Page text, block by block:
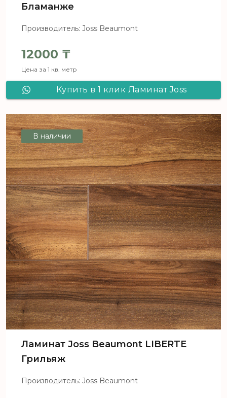
Бламанже
Производитель: Joss Beaumont
12000 ₸
Цена за 1 кв. метр
Купить в 1 клик Ламинат Joss
В наличии
Ламинат Joss Beaumont LIBERTE
Грильяж
Производитель: Joss Beaumont